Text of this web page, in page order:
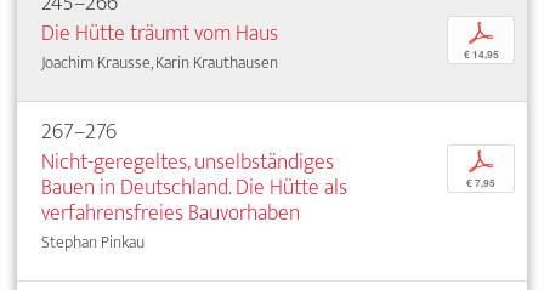
Die Hütte träumt vom Haus
Joachim Krausse, Karin Krauthausen
p
€ 14,95
267–276
Nicht-geregeltes, unselbständiges
Bauen in Deutschland. Die Hütte als
verfahrensfreies Bauvorhaben
Stephan Pinkau
p
€ 7,95